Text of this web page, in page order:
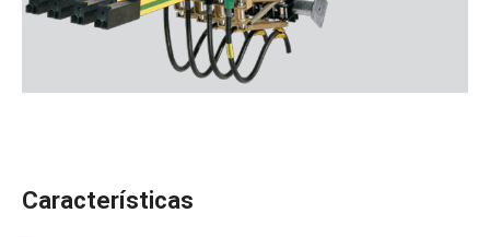
Características